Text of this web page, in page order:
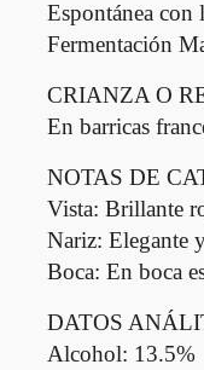
Espontánea con
Fermentación
CRIANZA O
En barricas
NOTAS DE
Vista: Brillante
Nariz: Elegante
Boca: En boca
DATOS
Alcohol: 13.5%